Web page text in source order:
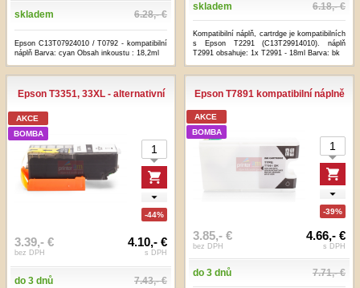
skladem 6.28,- €
Epson C13T07924010 / T0792 - kompatibilní
náplň Barva: cyan Obsah inkoustu : 18,2ml
skladem 6.18,- €
Kompatibilní náplň, cartrdge je kompatibilních
s Epson T2291 (C13T29914010). náplň
T2991 obsahuje: 1x T2991 - 18ml Barva: bk
Epson T3351, 33XL - alternativní
AKCE
BOMBA
-44%
3.39,- €
bez DPH
4.10,- €
s DPH
do 3 dnů 7.43,- €
Epson T7891 kompatibilní náplně
AKCE
BOMBA
-39%
3.85,- €
bez DPH
4.66,- €
s DPH
do 3 dnů 7.71,- €